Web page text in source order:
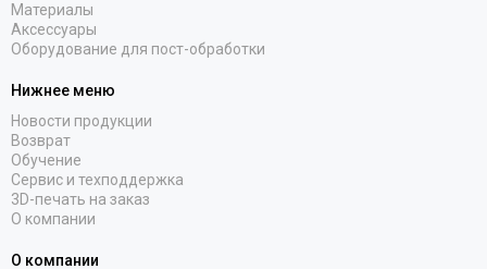
Материалы
Аксессуары
Оборудование для пост-обработки
Нижнее меню
Новости продукции
Возврат
Обучение
Сервис и техподдержка
3D-печать на заказ
О компании
О компании